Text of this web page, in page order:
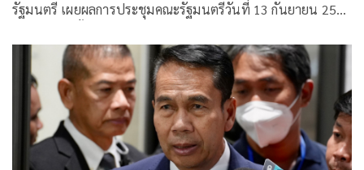
รัฐมนตรี เผยผลการประชุมคณะรัฐมนตรีวันที่ 13 กันยายน 2566